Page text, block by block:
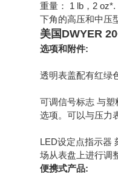
重量： 1 lb，2
下角的高压和中压
美国DWYER
选项和附件:
透明表盖配有红绿
可调信号标志 与
选项。可以与压力
LED设定点指示器
场从表盘上进行调
便携式产品: